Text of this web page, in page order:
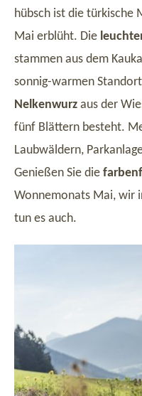
hübsch ist die türkische
Mai erblüht. Die
stammen aus dem
sonnig-warmen
Nelkenwurz aus der
fünf Blättern besteht.
Laubwäldern,
Genießen Sie die
Wonnemonats Mai, wir
tun es auch.